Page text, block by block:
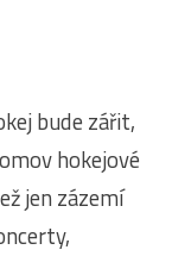
bude zářit,
hokejové
jen zázemí